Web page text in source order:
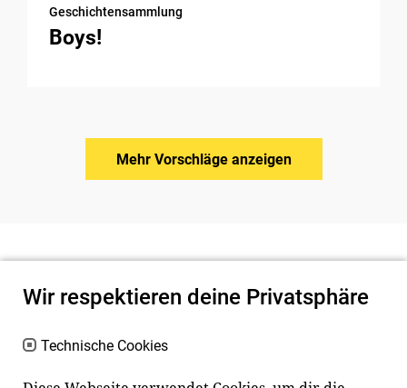
Geschichtensammlung
Boys!
Mehr Vorschläge anzeigen
Wir respektieren deine Privatsphäre
Technische Cookies